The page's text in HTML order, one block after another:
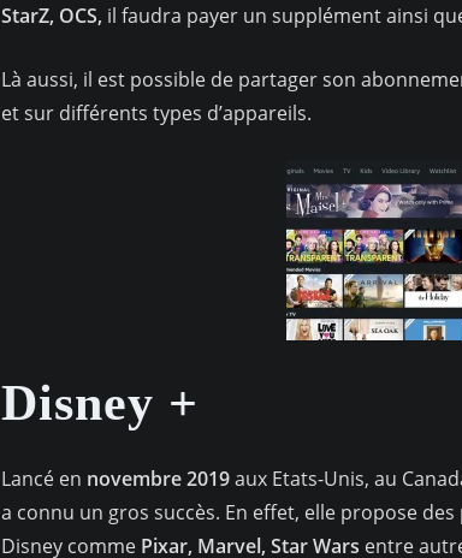
StarZ, OCS, il faudra payer un supplément ainsi
Là aussi, il est possible de partager son
et sur différents types d’appareils.
Disney +
Lancé en novembre 2019aux Etats-Unis, au
a connu un gros succès. En effet, elle propose
Disney comme Pixar, Marvel, Star Wars entre